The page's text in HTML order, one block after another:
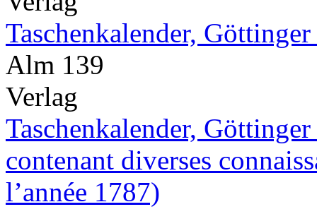
Taschenkalender,
Alm 139
Verlag
Taschenkalender,
contenant diverses
l’année 1787)